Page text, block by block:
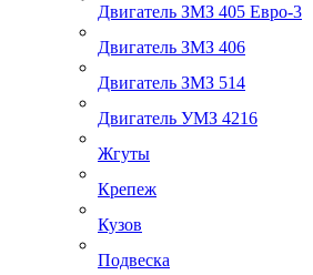
Двигатель ЗМЗ 405 Евро-3
Двигатель ЗМЗ 406
Двигатель ЗМЗ 514
Двигатель УМЗ 4216
Жгуты
Крепеж
Кузов
Подвеска